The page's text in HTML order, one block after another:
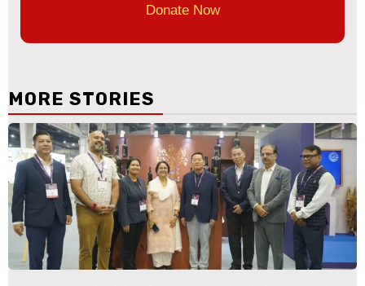
Donate Now
MORE STORIES